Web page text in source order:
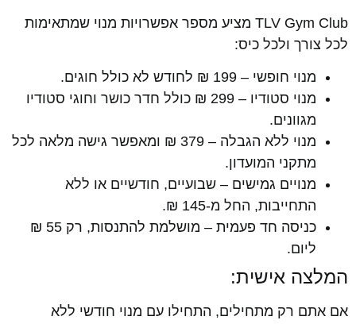
TLV Gym Club מציע מספר אפשרויות מנוי שמתאימות
לכל צורך ולכל כיס:
מנוי חופשי – 199 ₪ לחודש לא כולל חוגים.
מנוי סטודיו – 299 ₪ כולל חדר כושר וחוגי סטודיו
מגוונים.
מנוי ללא הגבלה – 379 ₪ ומאפשר גישה מלאה לכל
מתקני המועדון.
מנויים גמישים – שבועיים, חודשיים או ללא
התחייבות, החל מ-145 ₪.
כניסה חד פעמית – מושלמת להתנסות, רק 55 ₪
ליום.
המלצה אישית:
אם אתם רק מתחילים, התחילו עם מנוי חודשי ללא